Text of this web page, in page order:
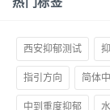
西安抑郁测试
指引方向 简体
中到重度抑郁